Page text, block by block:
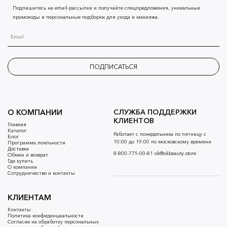
О КОМПАНИИ
Главная
Каталог
Блог
Программа лояльности
Доставка
Обмен и возврат
Где купить
О компании
Сотрудничество и контакты
КЛИЕНТАМ
Контакты
Политика конфиденциальности
Согласие на обработку персональных
СЛУЖБА ПОДДЕРЖКИ
КЛИЕНТОВ
Работает с понедельника по пятницу с
10:00 до 19:00 по московскому времени
8-800-775-00-81 ok@okbeauty.store
Подпишитесь на email-рассылки и получайте спецпредложения, уникальные
промокоды и персональные подборки для ухода и макияжа.
ПОДПИСАТЬСЯ